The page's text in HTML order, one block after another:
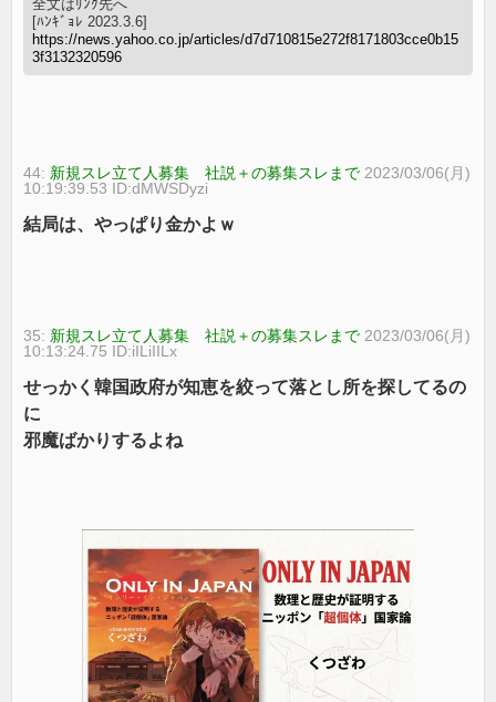
全文はﾘﾝｸ先へ
[ﾊﾝｷﾞｮﾚ 2023.3.6]
https://news.yahoo.co.jp/articles/d7d710815e272f8171803cce0b15
3f3132320596
44: 新規スレ立て人募集 社説＋の募集スレまで 2023/03/06(月)
10:19:39.53 ID:dMWSDyzi
結局は、やっぱり金かよｗ
35: 新規スレ立て人募集 社説＋の募集スレまで 2023/03/06(月)
10:13:24.75 ID:iILiIILx
せっかく韓国政府が知恵を絞って落とし所を探してるの
に
邪魔ばかりするよね